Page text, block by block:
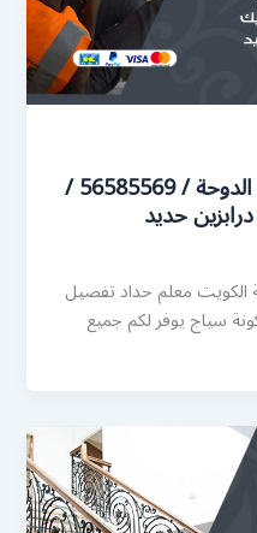
رقم حداد درابزين شاليهات الدوحة / 56585569 /
حديد
الكويت معلم حداد تفصيل
سياج يوفر لكم جميع